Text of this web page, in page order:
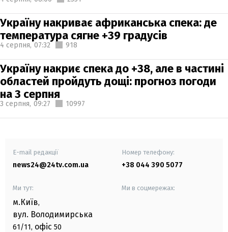
Україну накриває африканська спека: де
температура сягне +39 градусів
4 серпня, 07:32 918
Україну накриє спека до +38, але в частині
областей пройдуть дощі: прогноз погоди
на 3 серпня
3 серпня, 09:27 10997
E-mail редакції
news24@24tv.com.ua
Номер телефону:
+38 044 390 5077
Ми тут:
м.Київ,
вул. Володимирська
61/11, офіс 50
Ми в соцмережах: